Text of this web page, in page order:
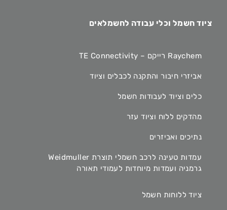
ציוד חשמל וכלי עבודה לחשמלאים
Raychem רייקם – TE Connectivity
אביזרי חיבור והתקנה לכבלים וציוד
כלים וציוד לעבודות חשמל
מהדקים ללוח וציוד עזר
נתיכים ואביזרים
עמדות טעינה לרכב חשמלי תוצרת Weidmuller
גרמניה ועמדות מיוחדות לעמודי תאורה
ציוד ללוחות חשמל